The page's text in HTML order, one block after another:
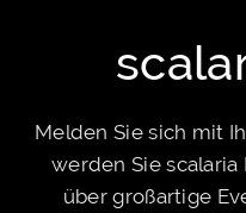
Melden Sie sich mit
werden Sie scalaria
über großartige